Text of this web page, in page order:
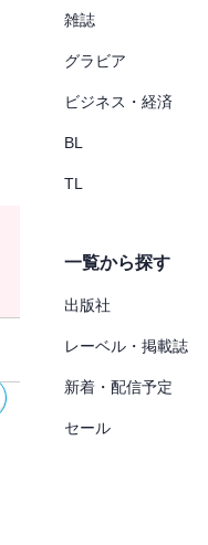
雑誌
グラビア
ビジネス・経済
BL
TL
一覧から探す
出版社
レーベル・掲載誌
新着・配信予定
セール